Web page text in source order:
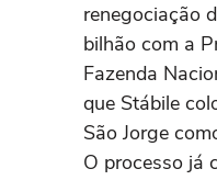
renegociação
bilhão com a
Fazenda
que Stábile
São Jorge
O processo já